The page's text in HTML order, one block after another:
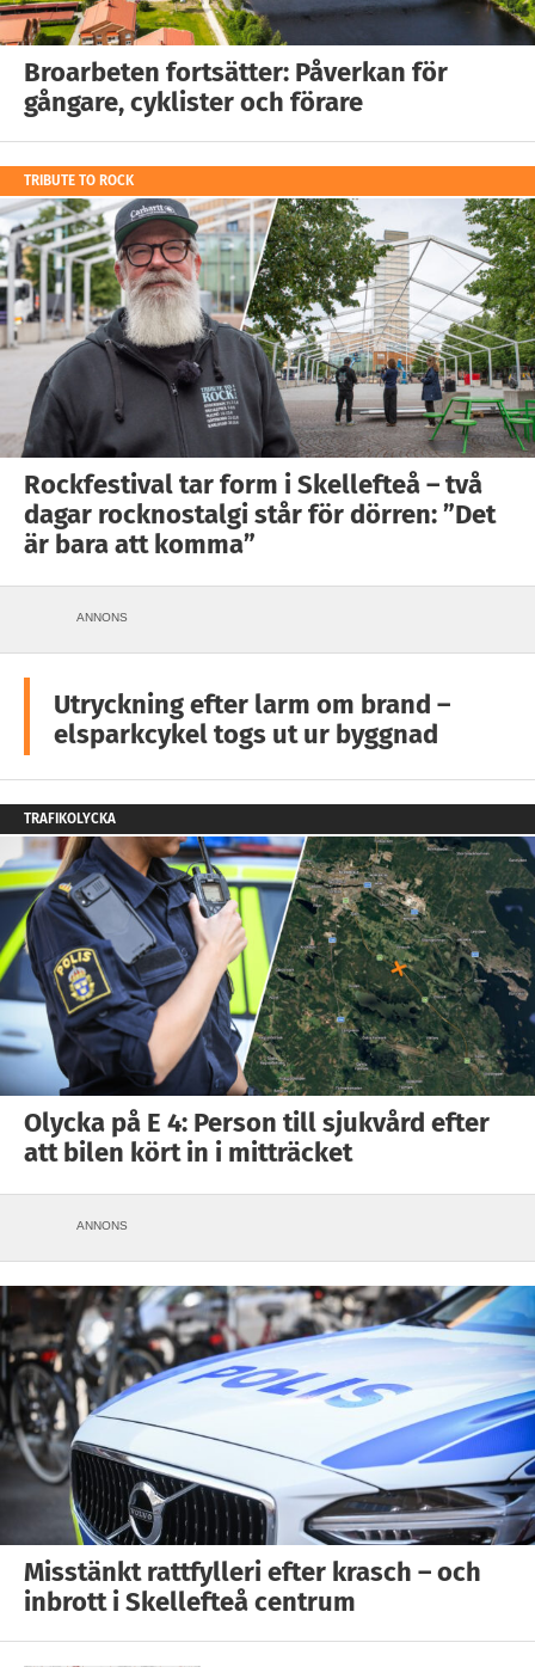
Broarbeten fortsätter: Påverkan för
gångare, cyklister och förare
TRIBUTE TO ROCK
Rockfestival tar form i Skellefteå – två
dagar rocknostalgi står för dörren: ”Det
är bara att komma”
ANNONS
Utryckning efter larm om brand –
elsparkcykel togs ut ur byggnad
TRAFIKOLYCKA
Olycka på E 4: Person till sjukvård efter
att bilen kört in i mitträcket
ANNONS
Misstänkt rattfylleri efter krasch – och
inbrott i Skellefteå centrum